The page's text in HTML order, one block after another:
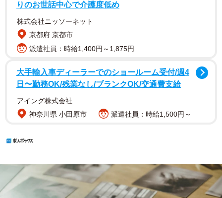
りのお世話中心で介護度低め
株式会社ニッソーネット
京都府 京都市
派遣社員：時給1,400円～1,875円
大手輸入車ディーラーでのショールーム受付/週4
日〜勤務OK/残業なし/ブランクOK/交通費支給
アイング株式会社
神奈川県 小田原市
派遣社員：時給1,500円～